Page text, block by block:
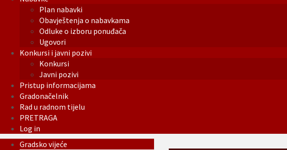
Plan nabavki
Obavještenja o nabavkama
Odluke o izboru ponuđača
Ugovori
Konkursi i javni pozivi
Konkursi
Javni pozivi
Pristup informacijama
Gradonačelnik
Rad u radnom tijelu
PRETRAGA
Log in
Gradsko vijeće